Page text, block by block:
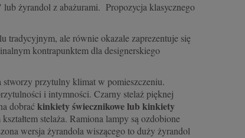
żyrandol z abażurami. Propozycja klasycznego
tradycyjnym, ale równie okazale zaprezentuje się
kontrapunktem dla designerskiego
stworzy przytulny klimat w pomieszczeniu.
i intymności. Czarny stelaż pięknej
dobrać kinkiety świecznikowe lub kinkiety
stelaża. Ramiona lampy są ozdobione
wersja żyrandola wiszącego to duży żyrandol